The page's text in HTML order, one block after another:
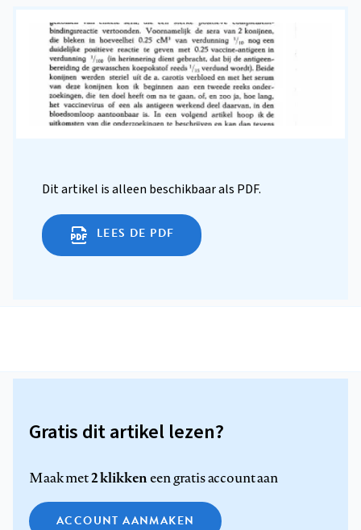
Dit artikel is alleen beschikbaar als PDF.
LEES DE PDF
Gratis dit artikel lezen?
Maak met2 klikkeneen gratis account aan
ACCOUNT AANMAKEN